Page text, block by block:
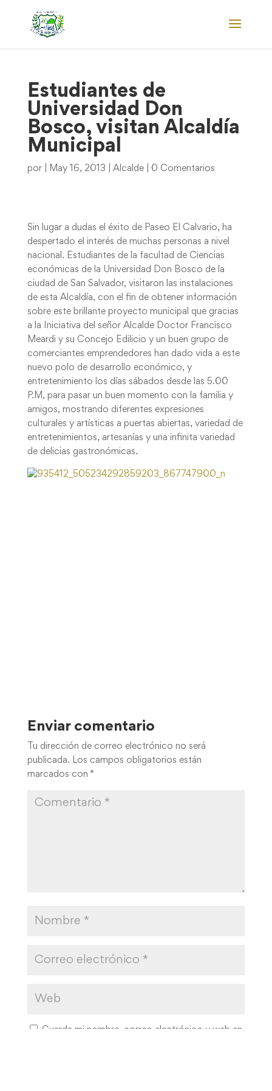
Estudiantes de
Universidad Don
Bosco, visitan Alcaldía
Municipal
por May 16, 2013 Alcalde| 0 Comentarios
Sin lugar a dudas el éxito de Paseo El Calvario, ha
despertado el interés de muchas personas a nivel
nacional. Estudiantes de la facultad de Ciencias
económicas de la Universidad Don Bosco de la
ciudad de San Salvador, visitaron las instalaciones
de esta Alcaldía, con el fin de obtener información
sobre este brillante proyecto municipal que gracias
a la Iniciativa del señor Alcalde Doctor Francisco
Meardi y su Concejo Edilicio y un buen grupo de
comerciantes emprendedores han dado vida a este
nuevo polo de desarrollo económico, y
entretenimiento los días sábados desde las 5.00
P.M, para pasar un buen momento con la familia y
amigos, mostrando diferentes expresiones
culturales y artísticas a puertas abiertas, variedad de
entretenimientos, artesanías y una infinita variedad
de delicias gastronómicas.
Enviar comentario
Tu dirección de correo electrónico no será
publicada. Los campos obligatorios están
marcados con *
Guarda mi nombre, correo electrónico y web en